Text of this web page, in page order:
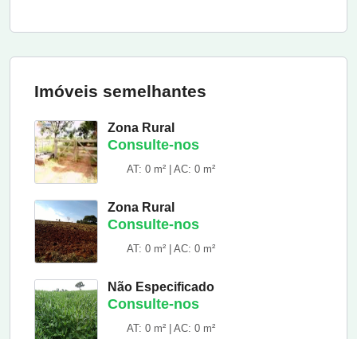
Imóveis semelhantes
Zona Rural
Consulte-nos
AT: 0 m² | AC: 0 m²
Zona Rural
Consulte-nos
AT: 0 m² | AC: 0 m²
Não Especificado
Consulte-nos
AT: 0 m² | AC: 0 m²